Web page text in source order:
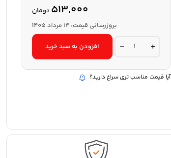
513,000 تومان
بروزرسانی قیمت: 14 مرداد 1405
بازوبند
شنا
اینتکس
مدل
59642
افزودن به سبد خرید
آیا قیمت مناسب تری سراغ دارید؟